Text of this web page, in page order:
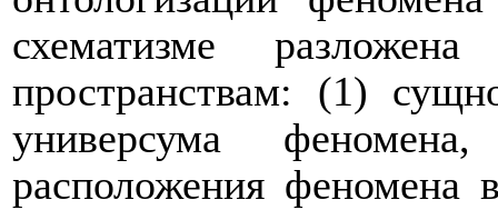
схематизме
пространствам: (1)
универсума
расположения феномена